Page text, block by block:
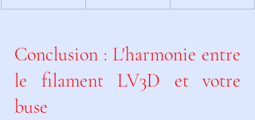
Conclusion : L'harmonie entre
le filament LV3D et votre
buse